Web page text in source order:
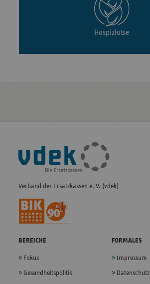
Hospizlotse
Fußleisten-
Navigation
Verband der Ersatzkassen e. V. (vdek)
BEREICHE
Fokus
Gesundheitspolitik
FORMALES
Impressum
Datenschutz